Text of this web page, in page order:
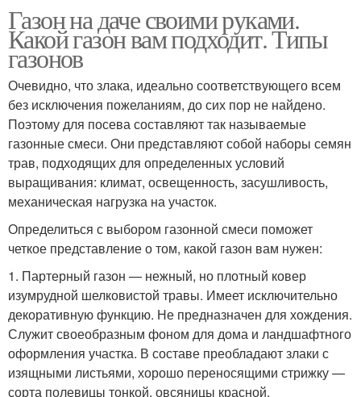
Газон на даче своими руками.
Какой газон вам подходит. Типы
газонов
Очевидно, что злака, идеально соответствующего всем
без исключения пожеланиям, до сих пор не найдено.
Поэтому для посева составляют так называемые
газонные смеси. Они представляют собой наборы семян
трав, подходящих для определенных условий
выращивания: климат, освещенность, засушливость,
механическая нагрузка на участок.
Определиться с выбором газонной смеси поможет
четкое представление о том, какой газон вам нужен:
1. Партерный газон — нежный, но плотный ковер
изумрудной шелковистой травы. Имеет исключительно
декоративную функцию. Не предназначен для хождения.
Служит своеобразным фоном для дома и ландшафтного
оформления участка. В составе преобладают злаки с
изящными листьями, хорошо переносящими стрижку —
сорта полевицы тонкой, овсяницы красной.